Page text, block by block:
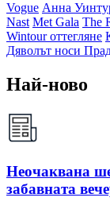
Vogue Анна
Nast Met Gala The
Wintour оттегляне
Дяволът носи
Най-ново
Неочаквана
забавната